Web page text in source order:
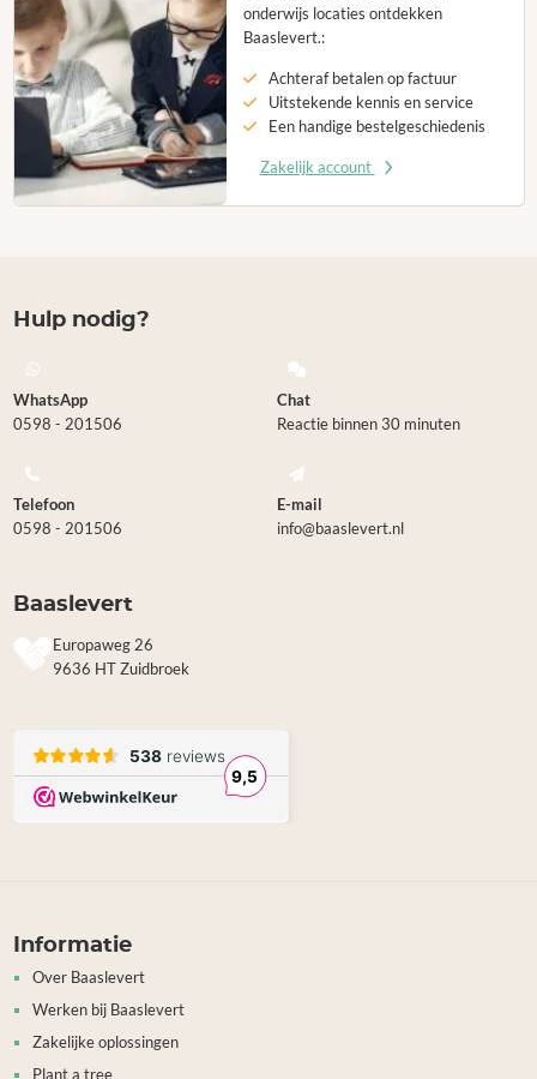
onderwijs locaties ontdekken
Baaslevert.:
Achteraf betalen op factuur
Uitstekende kennis en service
Een handige bestelgeschiedenis
Zakelijk account
Hulp nodig?
WhatsApp
0598 - 201506
Chat
Reactie binnen 30 minuten
Telefoon
0598 - 201506
E-mail
info@baaslevert.nl
Baaslevert
Europaweg 26
9636 HT Zuidbroek
Informatie
Over Baaslevert
Werken bij Baaslevert
Zakelijke oplossingen
Plant a tree